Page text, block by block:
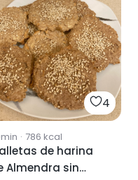
4
· 786 kcal
de harina
Almendra sin